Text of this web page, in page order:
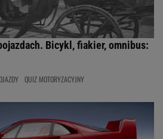
Bicykl, fiakier, omnibus:
QUIZ MOTORYZACYJNY